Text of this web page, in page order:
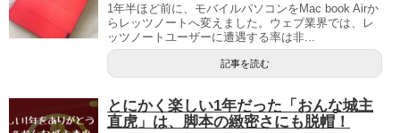
1年半ほど前に、モバイルパソコンをMac book Airか
らレッツノートへ変えました。ウェブ業界では、レ
ッツノートユーザーに遭遇する率は非...
記事を読む
とにかく楽しい1年だった「おんな城主
直虎」は、脚本の緻密さにも脱帽！